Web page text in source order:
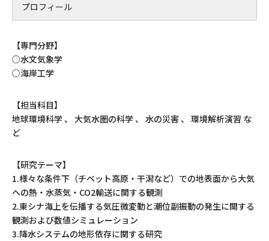
プロフィール
【専門分野】
○水文気象学
○海岸工学
【担当科目】
地球環境科学 、 大気水圏の科学 、 水の災害 、 環境解析演習 な
ど
【研究テーマ】
1.様々な条件下（チベット高原・干潟など）での地表面から大気
への熱・水蒸気・CO2輸送に関する観測
2.東シナ海上を伝播する気圧微変動と潮位副振動の発生に関する
観測および数値シミュレーション
3.降水システムの地形依存に関する研究